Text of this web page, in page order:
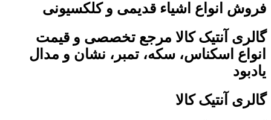
فروش انواع اشیاء قدیمی و کلکسیونی
گالری آنتیک کالا مرجع تخصصی و قیمت
انواع اسکناس، سکه، تمبر، نشان و مدال
یادبود
گالری آنتیک کالا